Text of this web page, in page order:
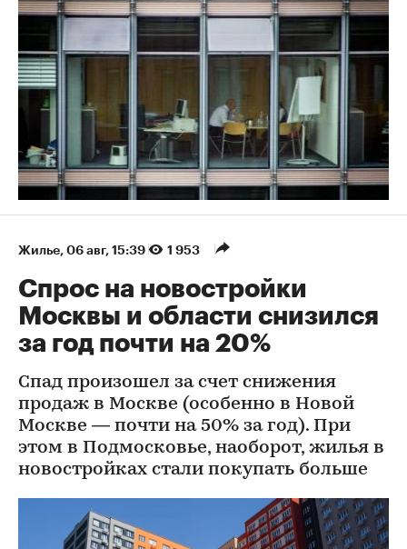
Жилье 06 авг, 15:39 1 953
Спрос на новостройки
Москвы и области снизился
за год почти на 20%
Спад произошел за счет снижения
продаж в Москве (особенно в Новой
Москве — почти на 50% за год). При
этом в Подмосковье, наоборот, жилья в
новостройках стали покупать больше